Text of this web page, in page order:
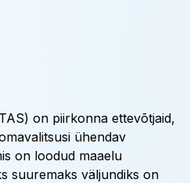
on piirkonna ettevõtjaid,
ühendav
on loodud maaelu
suuremaks väljundiks on